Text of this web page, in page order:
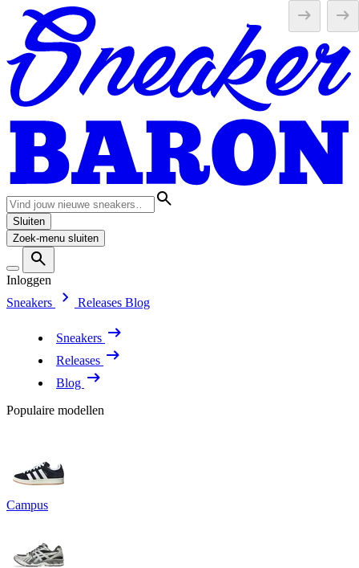
Sluiten
Zoek-menu sluiten
Inloggen
Sneakers
Releases Blog
Sneakers
Releases
Blog
Populaire modellen
Campus